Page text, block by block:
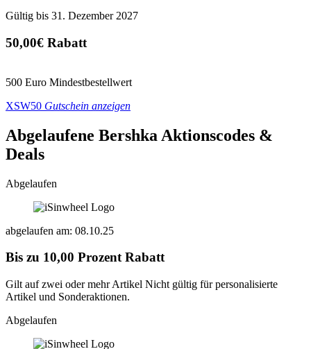
Gültig bis 31. Dezember 2027
50,00€ Rabatt
500 Euro Mindestbestellwert
XSW50 Gutschein anzeigen
Abgelaufene Bershka Aktionscodes &
Deals
Abgelaufen
abgelaufen am: 08.10.25
Bis zu 10,00 Prozent Rabatt
Gilt auf zwei oder mehr Artikel Nicht gültig für personalisierte
Artikel und Sonderaktionen.
Abgelaufen